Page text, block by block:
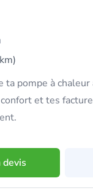
ta pompe à
et tes
devis